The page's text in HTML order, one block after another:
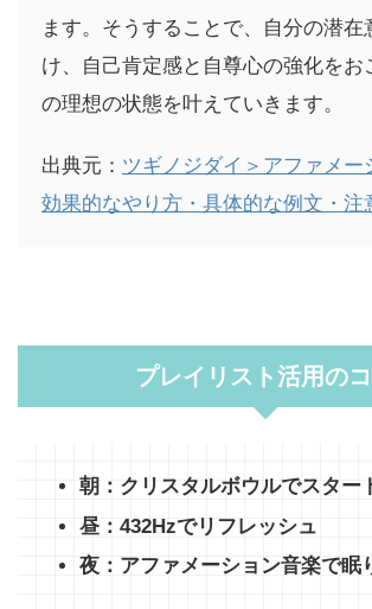
ます。そうすることで、自分の潜在
け、自己肯定感と自尊心の強化をお
の理想の状態を叶えていきます。
出典元： ツギノジダイ＞アファメー
効果的なやり方・具体的な例文・注
プレイリスト活用の
朝：クリスタルボウルでスター
昼：432Hzでリフレッシュ
夜：アファメーション音楽で眠